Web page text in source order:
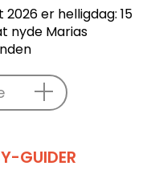
2026 er helligdag: 15
nyde Marias
GUIDER